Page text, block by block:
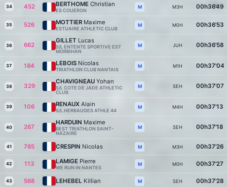
34 452 BERTHOME Christian
ES COUERON
M M3H 00h36'49
35 526 MOTTIER Maxime
ESTUAIRE ATHLETIC CLUB
M M0H 00h36'53
36 662
GILLET Lucas
S/L ENTENTE SPORTIVE EST
MORBIHAN
M JUH 00h36'58
37 184 LEBOIS Nicolas
TRIATHLON CLUB NANTAIS
M M1H 00h37'04
38 329
CHAVIGNEAU Yohan
S/L COTE DE JADE ATHLETIC
CLUB
M SEH 00h37'07
39 106 RENAUX Alain
S/L HERBAUGES ATHLE 44
M M4H 00h37'13
40 267
HARDUIN Maxime
BEST TRIATHLON SAINT-
NAZAIRE
M SEH 00h37'18
41 785 CRESPIN Nicolas M M3H 00h37'26
42 113 LAMIGE Pierre
WE RUN IN NANTES
M M0H 00h37'27
43 568 LEHEBEL Killian M SEH 00h37'28